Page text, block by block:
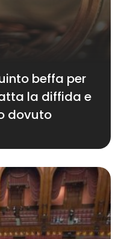
beffa per
la diffida e
dovuto